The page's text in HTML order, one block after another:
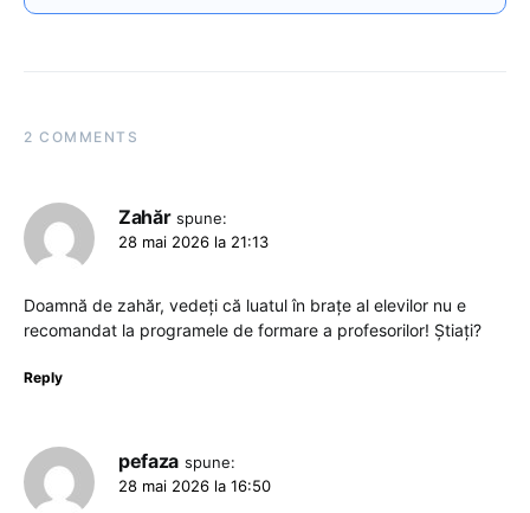
2 COMMENTS
Zahăr spune:
28 mai 2026 la 21:13
Doamnă de zahăr, vedeți că luatul în brațe al elevilor nu e
recomandat la programele de formare a profesorilor! Știați?
Reply
pefaza spune:
28 mai 2026 la 16:50